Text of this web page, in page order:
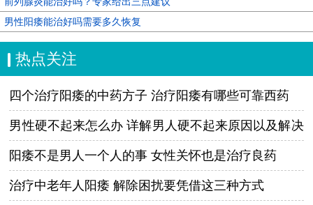
男性阳痿能治好吗需要多久恢复
热点关注
四个治疗阳痿的中药方子 治疗阳痿有哪些可靠西药
男性硬不起来怎么办 详解男人硬不起来原因以及解决
办法
阳痿不是男人一个人的事 女性关怀也是治疗良药
治疗中老年人阳痿 解除困扰要凭借这三种方式